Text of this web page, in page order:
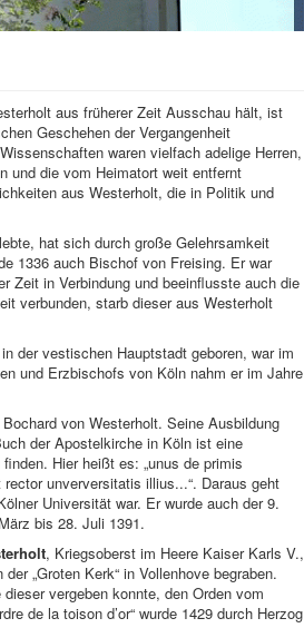
aus früherer Zeit Ausschau hält, ist
Geschehen der Vergangenheit
waren vielfach adelige Herren,
und die vom Heimatort weit entfernt
aus Westerholt, die in Politik und
hat sich durch große Gelehrsamkeit
1336 auch Bischof von Freising. Er war
Zeit in Verbindung und beeinflusste auch die
verbunden, starb dieser aus Westerholt
der vestischen Hauptstadt geboren, war im
und Erzbischofs von Köln nahm er im Jahre
von Westerholt. Seine Ausbildung
der Apostelkirche in Köln ist eine
Hier heißt es: „unus de primis
unverversitatis illius...“. Daraus geht
Universität war. Er wurde auch der 9.
bis 28. Juli 1391.
, Kriegsoberst im Heere Kaiser Karls V.,
„Groten Kerk“ in Vollenhove begraben.
vergeben konnte, den Orden vom
de la toison d’or“ wurde 1429 durch Herzog